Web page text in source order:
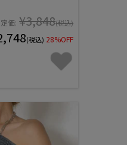
定価: ¥3,848(税込)
(税込) 28%OFF